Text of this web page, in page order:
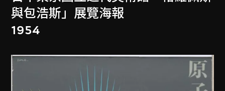
與包浩斯」展覽海報
1954